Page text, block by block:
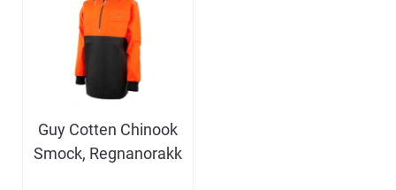
Guy Cotten Chinook
Smock, Regnanorakk